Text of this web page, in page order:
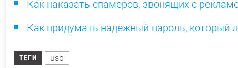
Как наказать спамеров, звонящих с
Как придумать надежный пароль, который
ТЕГИ usb